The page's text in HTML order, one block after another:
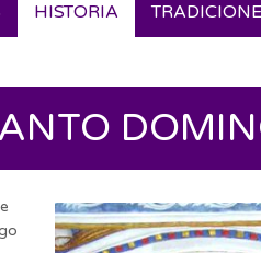
Secondary
HISTORIA